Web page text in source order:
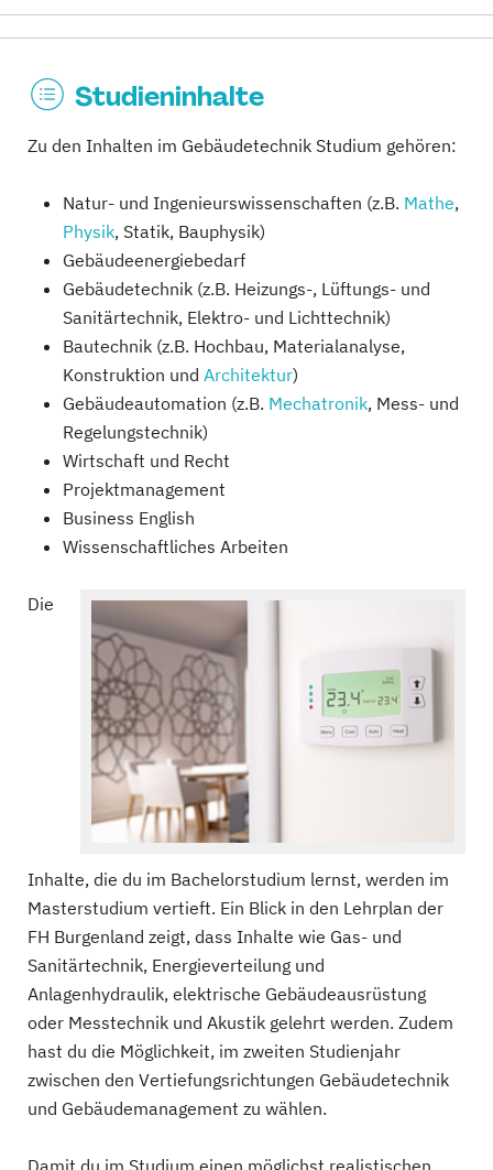
Studieninhalte
Zu den Inhalten im Gebäudetechnik Studium gehören:
Natur- und Ingenieurswissenschaften (z.B. Mathe,
Physik, Statik, Bauphysik)
Gebäudeenergiebedarf
Gebäudetechnik (z.B. Heizungs-, Lüftungs- und
Sanitärtechnik, Elektro- und Lichttechnik)
Bautechnik (z.B. Hochbau, Materialanalyse,
Konstruktion und Architektur)
Gebäudeautomation (z.B. Mechatronik, Mess- und
Regelungstechnik)
Wirtschaft und Recht
Projektmanagement
Business English
Wissenschaftliches Arbeiten
Die
Inhalte, die du im Bachelorstudium lernst, werden im
Masterstudium vertieft. Ein Blick in den Lehrplan der
FH Burgenland zeigt, dass Inhalte wie Gas- und
Sanitärtechnik, Energieverteilung und
Anlagenhydraulik, elektrische Gebäudeausrüstung
oder Messtechnik und Akustik gelehrt werden. Zudem
hast du die Möglichkeit, im zweiten Studienjahr
zwischen den Vertiefungsrichtungen Gebäudetechnik
und Gebäudemanagement zu wählen.
Damit du im Studium einen möglichst realistischen